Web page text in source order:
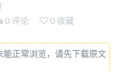
以下解决方案： 条
始-设备和打印机，
右击-打印机首选
置一下打印深度。
0 评论
0 收藏
正常浏览，请先下载原文